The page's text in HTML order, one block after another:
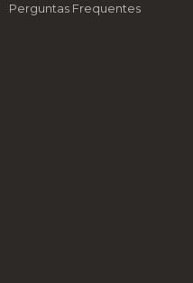
Perguntas Frequentes